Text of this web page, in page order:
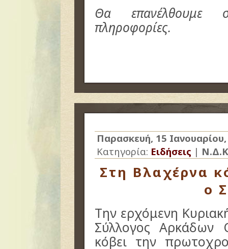
Θα επανέλθουμε
πληροφορίες.
Παρασκευή, 15
Κατηγορία: Ειδήσεις |
Στη Βλαχέρνα
ο
Την ερχόμενη
Σύλλογος Αρκάδων
κόβει την